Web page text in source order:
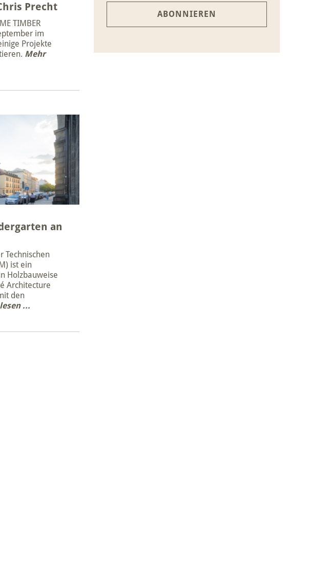
Precht
TIMBER
im
Projekte
Mehr
an
Technischen
ist ein
Holzbauweise
Architecture
den
...
ABONNIEREN